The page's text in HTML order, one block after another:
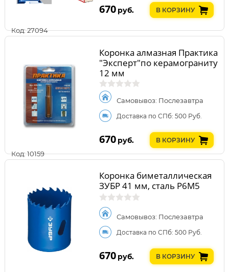
Код: 27094
670 руб. В КОРЗИНУ
Код: 10159
Коронка алмазная Практика
"Эксперт"по керамограниту
12 мм
Самовывоз: Послезавтра
Доставка по СПб: 500 Руб.
670 руб. В КОРЗИНУ
Коронка биметаллическая
ЗУБР 41 мм, сталь Р6М5
Самовывоз: Послезавтра
Доставка по СПб: 500 Руб.
670 руб. В КОРЗИНУ